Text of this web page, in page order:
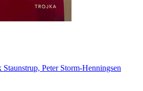
Peter Storm-Henningsen